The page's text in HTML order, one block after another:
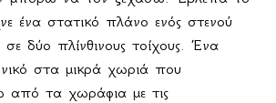
ένα στατικό πλάνο ενός στενού
δύο πλίνθινους τοίχους. Ένα
στα μικρά χωριά που
από τα χωράφια με τις